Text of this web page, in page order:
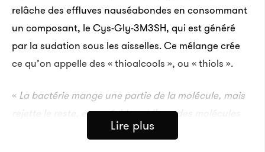
relâche des effluves nauséabondes en consommant
un composant, le Cys-Gly-3M3SH, qui est généré
par la sudation sous les aisselles. Ce mélange crée
ce qu’on appelle des « thioalcools », ou « thiols ».
« La bactérie mange une partie de la molécule, mais
rejette le reste, et ce résidu est l’une des molécules
qui composent l’odeur corporelle
Lire plus